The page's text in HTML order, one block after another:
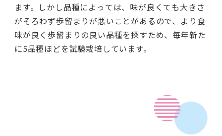
ます。しかし品種によっては、味が良くても大きさ
がそろわず歩留まりが悪いことがあるので、より食
味が良く歩留まりの良い品種を探すため、毎年新た
に5品種ほどを試験栽培しています。